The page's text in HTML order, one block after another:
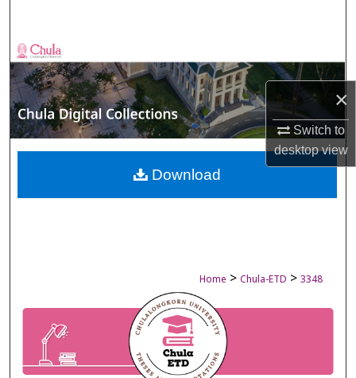
×
Switch to
desktopview
Browse Collections
My Account
About
Digital Commons Network™
Home > Chula-ETD > 3348
Download